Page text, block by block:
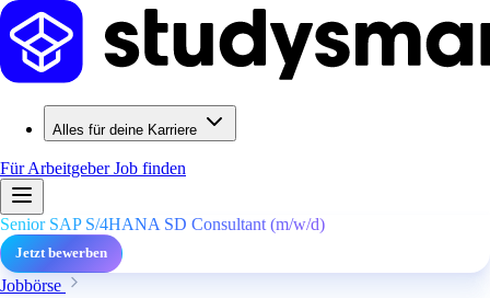
Alles für deine Karriere
Für ArbeitgeberJob finden
Senior SAP S/4HANA SD Consultant (m/w/d)
Jetzt bewerben
Jobbörse